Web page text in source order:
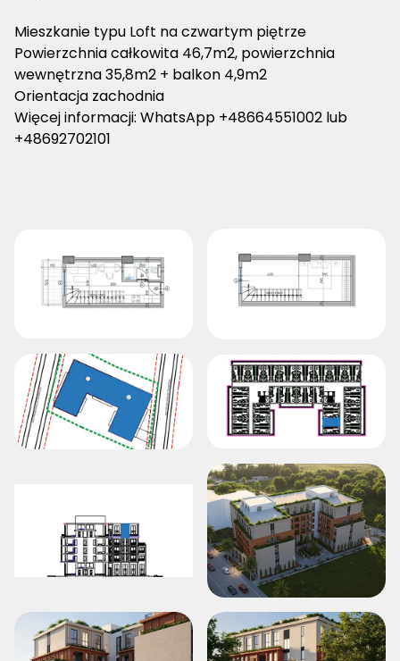
Mieszkanie typu Loft na czwartym piętrze
Powierzchnia całkowita 46,7m2, powierzchnia
wewnętrzna 35,8m2 + balkon 4,9m2
Orientacja zachodnia
Więcej informacji: WhatsApp +48664551002 lub
+48692702101